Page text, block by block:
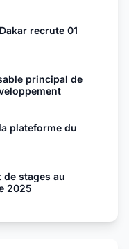
recrute 01
principal de
plateforme du
stages au
2025